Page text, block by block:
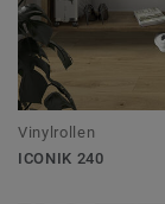
Vinylrollen
ICONIK 240